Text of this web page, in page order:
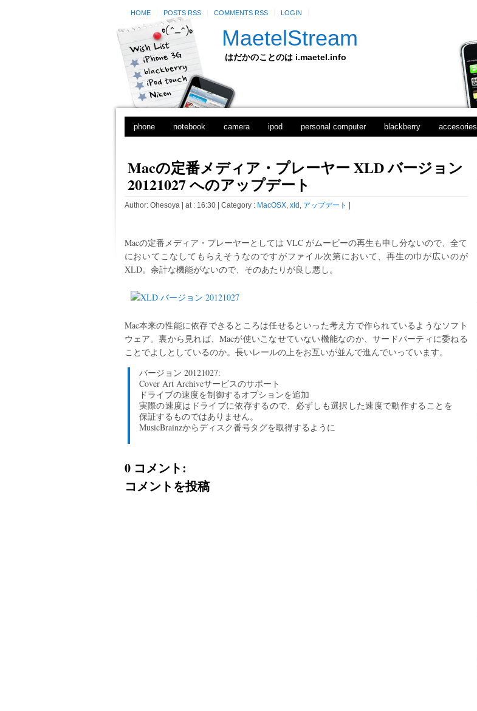
HOME POSTS RSS COMMENTS RSS LOGIN
MaetelStream
はだかのことのは i.maetel.info
phone notebook camera ipod personal computer blackberry accesories
Macの定番メディア・プレーヤー XLD バージョン
20121027 へのアップデート
Author: Ohesoya| at : 16:30 | Category : MacOSX, xld , アップデート
Macの定番メディア・プレーヤーとしては VLC がムービーの再生も申し分ないので、全て
においてこなしてもらえそうなのですがファイル次第において、再生の巾が広いのが
XLD。余計な機能がないので、そのあたりが良し悪し。
Mac本来の性能に依存できるところは任せるといった考え方で作られているようなソフト
ウェア。裏から見れば、Macが使いこなせていない機能なのか、サードパーティに委ねる
ことでよしとしているのか。長いレールの上をお互いが並んで進んでいっています。
バージョン 20121027:
Cover Art Archiveサービスのサポート
ドライブの速度を制御するオプションを追加
実際の速度はドライブに依存するので、必ずしも選択した速度で動作することを
保証するものではありません。
MusicBrainzからディスク番号タグを取得するように
0 コメント:
コメントを投稿
稿